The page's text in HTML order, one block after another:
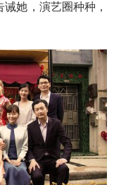
她，演艺圈种种，